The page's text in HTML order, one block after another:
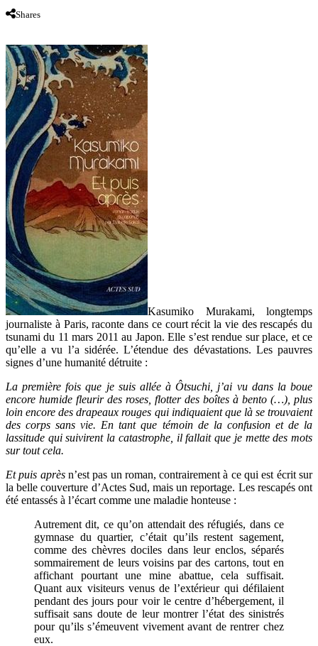
Shares
Kasumiko Murakami, longtemps
journaliste à Paris, raconte dans ce court récit la vie des rescapés du
tsunami du 11 mars 2011 au Japon. Elle s’est rendue sur place, et ce
qu’elle a vu l’a sidérée. L’étendue des dévastations. Les pauvres
signes d’une humanité détruite :
La première fois que je suis allée à Ôtsuchi, j’ai vu dans la boue
encore humide fleurir des roses, flotter des boîtes à bento (…), plus
loin encore des drapeaux rouges qui indiquaient que là se trouvaient
des corps sans vie. En tant que témoin de la confusion et de la
lassitude qui suivirent la catastrophe, il fallait que je mette des mots
sur tout cela.
Et puis aprèsn’est pas un roman, contrairement à ce qui est écrit sur
la belle couverture d’Actes Sud, mais un reportage. Les rescapés ont
été entassés à l’écart comme une maladie honteuse :
Autrement dit, ce qu’on attendait des réfugiés, dans ce
gymnase du quartier, c’était qu’ils restent sagement,
comme des chèvres dociles dans leur enclos, séparés
sommairement de leurs voisins par des cartons, tout en
affichant pourtant une mine abattue, cela suffisait.
Quant aux visiteurs venus de l’extérieur qui défilaient
pendant des jours pour voir le centre d’hébergement, il
suffisait sans doute de leur montrer l’état des sinistrés
pour qu’ils s’émeuvent vivement avant de rentrer chez
eux.